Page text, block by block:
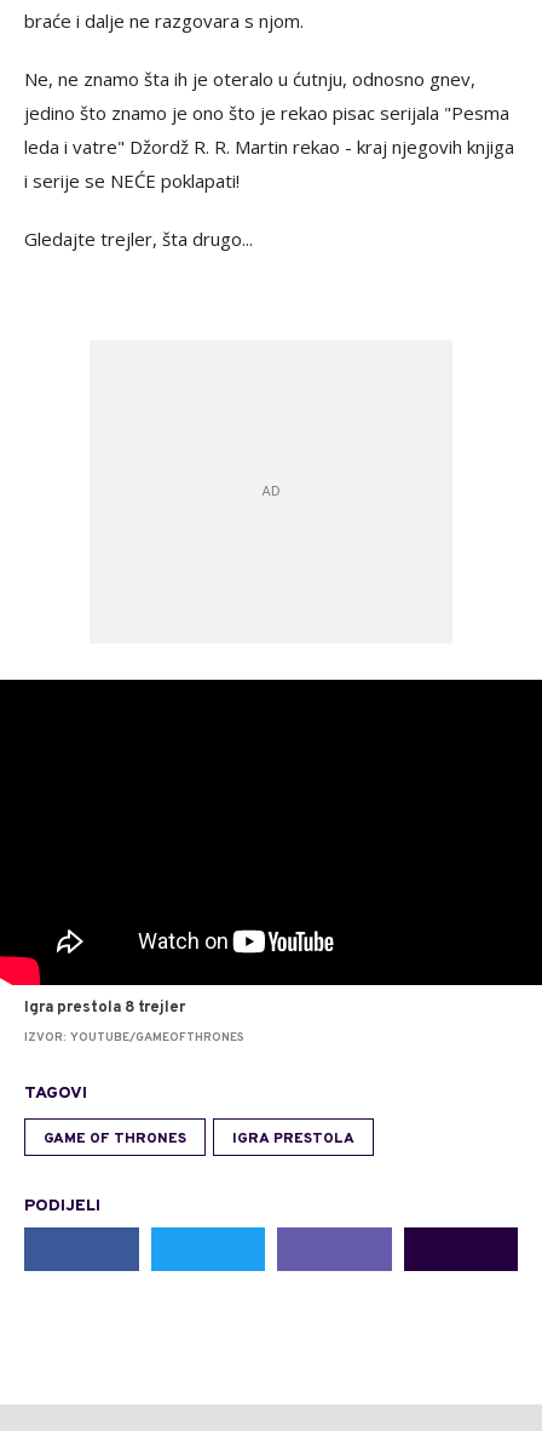
braće i dalje ne razgovara s njom.
Ne, ne znamo šta ih je oteralo u ćutnju, odnosno gnev,
jedino što znamo je ono što je rekao pisac serijala "Pesma
leda i vatre" Džordž R. R. Martin rekao - kraj njegovih knjiga
i serije se NEĆE poklapati!
Gledajte trejler, šta drugo...
Igra prestola 8 trejler
IZVOR: YOUTUBE/GAMEOFTHRONES
TAGOVI
GAME OF THRONES IGRA PRESTOLA
PODIJELI